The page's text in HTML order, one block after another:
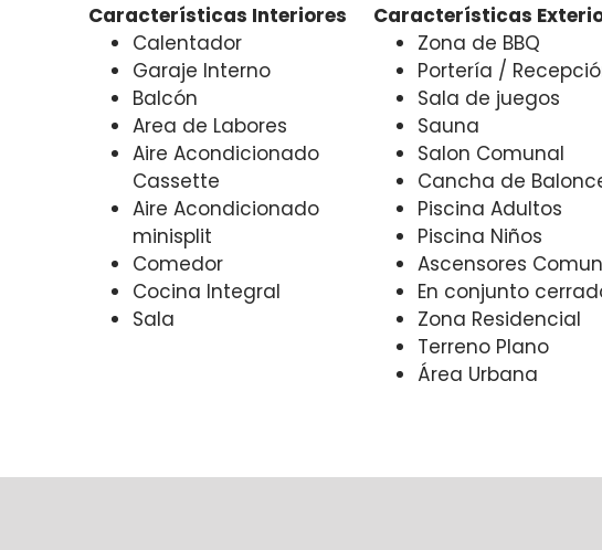
Características Interiores
Calentador
Garaje Interno
Balcón
Area de Labores
Aire Acondicionado
Cassette
Aire Acondicionado
minisplit
Comedor
Cocina Integral
Sala
Características
Zona de BBQ
Portería /
Sala de juegos
Sauna
Salon Comunal
Cancha de
Piscina Adultos
Piscina Niños
Ascensores
En conjunto
Zona Residencial
Terreno Plano
Área Urbana